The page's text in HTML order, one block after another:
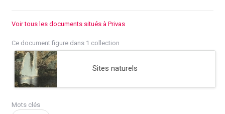
Voir tous les documents situés à Privas
Ce document figure dans 1 collection
Sites naturels
Mots clés